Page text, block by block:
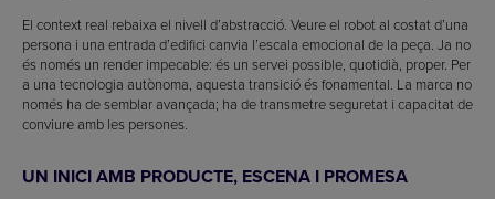
El context real rebaixa el nivell d’abstracció. Veure el robot al costat d’una
persona i una entrada d’edifici canvia l’escala emocional de la peça. Ja no
és només un render impecable: és un servei possible, quotidià, proper. Per
a una tecnologia autònoma, aquesta transició és fonamental. La marca no
només ha de semblar avançada; ha de transmetre seguretat i capacitat de
conviure amb les persones.
UN INICI AMB PRODUCTE, ESCENA I PROMESA